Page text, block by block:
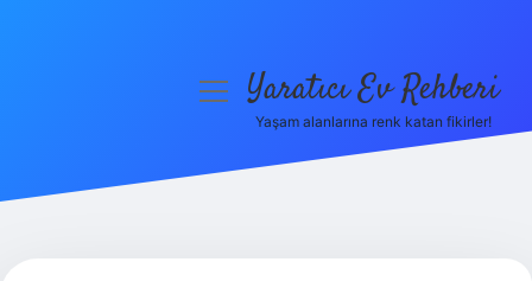
menüyüYaratıcı Ev Rehberi
Yaşam alanlarına renk katan fikirler!